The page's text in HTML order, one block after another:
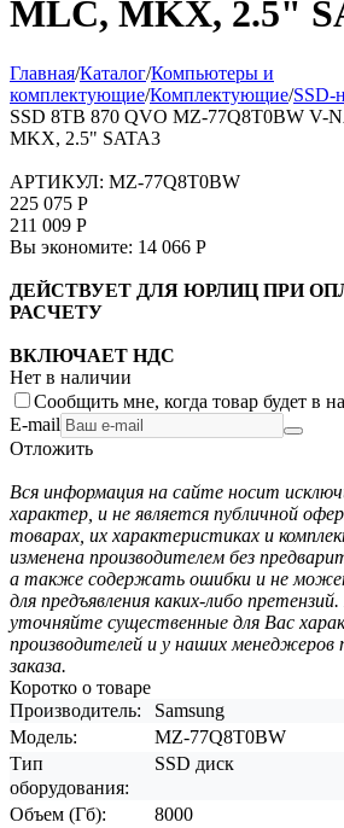
MLC, MKX, 2.5"
Главная/Каталог/Компьютеры и
комплектующие/Комплектующие/SSD-
SSD 8TB 870 QVO MZ-77Q8T0BW V-
MKX, 2.5" SATA3
АРТИКУЛ: MZ-77Q8T0BW
225 075 Р
211 009 Р
Вы экономите: 14 066 Р
ДЕЙСТВУЕТ ДЛЯ ЮРЛИЦ ПРИ
РАСЧЕТУ
ВКЛЮЧАЕТ НДС
Нет в наличии
Сообщить мне, когда товар будет в
E-mail
Отложить
Вся информация на сайте носит
характер, и не является публичной
товарах, их характеристиках и
изменена производителем без
а также содержать ошибки и не
для предъявления каких-либо
уточняйте существенные для Вас
производителей и у наших менеджеров
заказа.
Коротко о товаре
Производитель:
Samsung
Модель:
MZ-77Q8T0BW
Тип
оборудования:
SSD диск
Объем (Гб):
8000